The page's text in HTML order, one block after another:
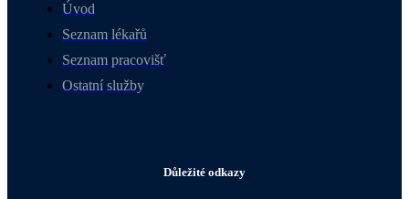
Úvod
Seznam lékařů
Seznam pracovišť
Ostatní služby
Důležité odkazy